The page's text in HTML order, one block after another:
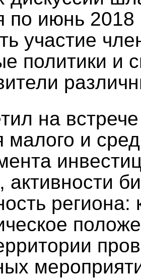
по июнь 2018
участие
политики и
на
малого и
активности